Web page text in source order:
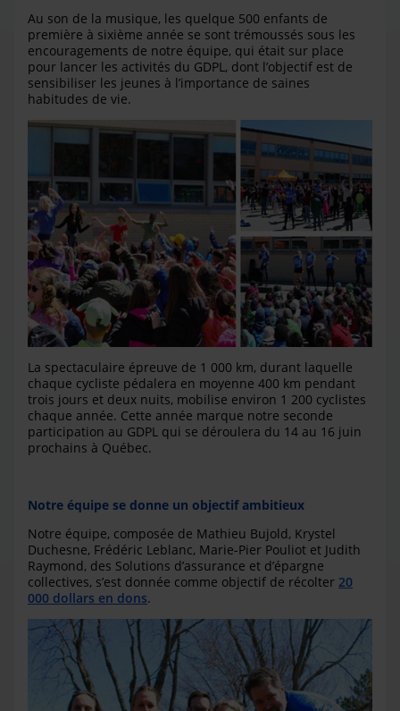
Au son de la musique, les quelque 500 enfants de
première à sixième année se sont trémoussés sous les
encouragements de notre équipe, qui était sur place
pour lancer les activités du GDPL, dont l’objectif est de
sensibiliser les jeunes à l’importance de saines
habitudes de vie.
La spectaculaire épreuve de 1 000 km, durant laquelle
chaque cycliste pédalera en moyenne 400 km pendant
trois jours et deux nuits, mobilise environ 1 200 cyclistes
chaque année. Cette année marque notre seconde
participation au GDPL qui se déroulera du 14 au 16 juin
prochains à Québec.
Notre équipe se donne un objectif ambitieux
Notre équipe, composée de Mathieu Bujold, Krystel
Duchesne, Frédéric Leblanc, Marie-Pier Pouliot et Judith
Raymond, des Solutions d’assurance et d’épargne
collectives, s’est donnée comme objectif de récolter 20
000 dollars en dons.